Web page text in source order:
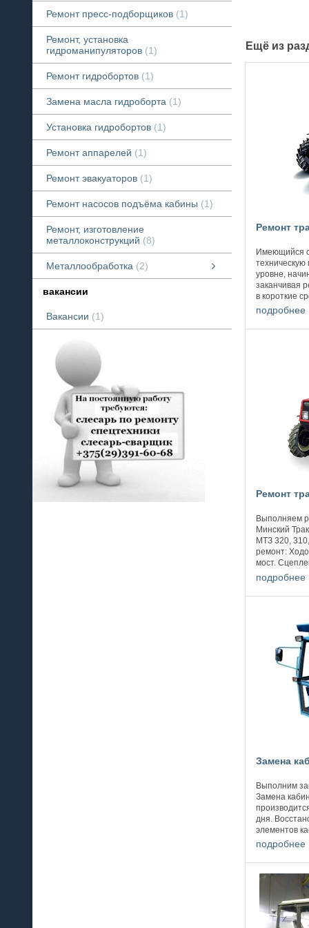
Ремонт пресс-подборщиков 1
Ремонт, установка
гидроманипуляторов
1
Ремонт гидробортов 1
Замена масла гидроборта 1
Установка гидробортов 1
Ремонт аппарелей 1
Ремонт эвакуаторов 1
Ремонт насосов подъёма кабины 1
Ремонт, изготовление
металлоконструкций
8
Металлообработка 2
вакансии
Вакансии 1
Ещё из
Ремонт
Имеющийся
уровне,
заканчивая
в короткие
любому
подробнее
Ремонт
Выполняем
Минский
МТЗ 320,
ремонт:
мост.
маховик,
подробнее
Замена
Выполним
Замена
дня.
элементов
Сварные
подробнее